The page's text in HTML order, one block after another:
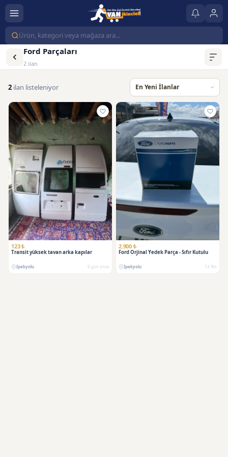
Ford Parçaları
2 ilan
2 ilan listeleniyor
123 ₺
Transit yüksek tavan arka kapılar
İpekyolu 6 gün önce
2.900 ₺
Ford Orjinal Yedek Parça - Sıfır Kutulu
İpekyolu 14 Nis